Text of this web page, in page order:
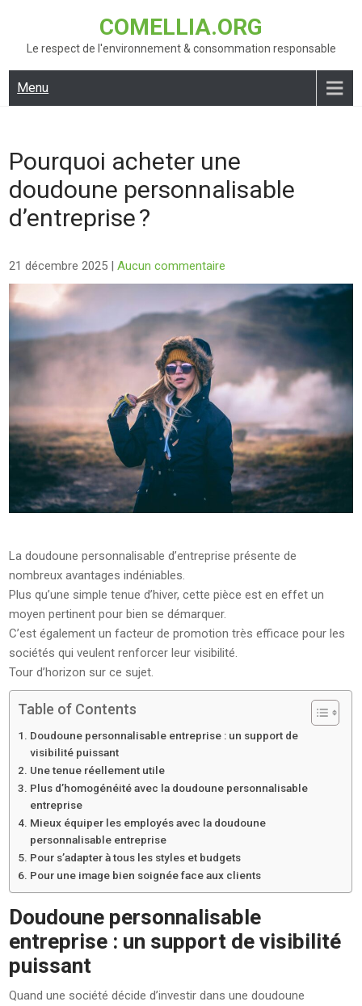
content
COMELLIA.ORG
Le respect de l'environnement & consommation responsable
Menu
Pourquoi acheter une
doudoune personnalisable
d’entreprise ?
21 décembre 2025 |Aucun commentaire
La doudoune personnalisable d’entreprise présente de
nombreux avantages indéniables.
Plus qu’une simple tenue d’hiver, cette pièce est en effet un
moyen pertinent pour bien se démarquer.
C’est également un facteur de promotion très efficace pour les
sociétés qui veulent renforcer leur visibilité.
Tour d’horizon sur ce sujet.
Table of Contents
Doudoune personnalisable entreprise : un support de
visibilité puissant
Une tenue réellement utile
Plus d’homogénéité avec la doudoune personnalisable
entreprise
Mieux équiper les employés avec la doudoune
personnalisable entreprise
Pour s’adapter à tous les styles et budgets
Pour une image bien soignée face aux clients
Doudoune personnalisable
entreprise : un support de visibilité
puissant
Quand une société décide d’investir dans une doudoune